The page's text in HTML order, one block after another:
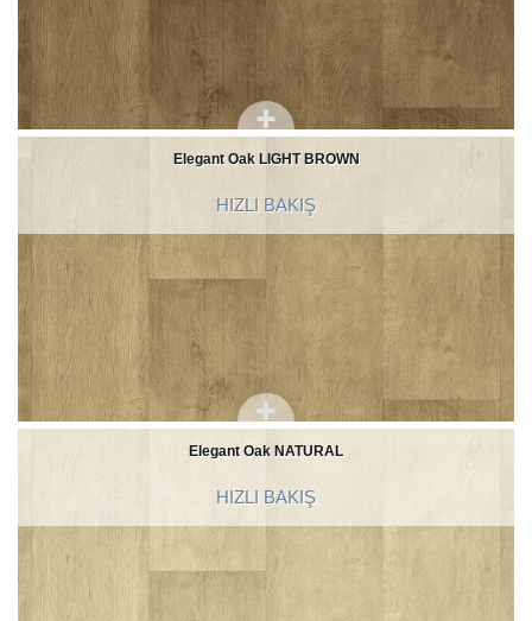
Elegant Oak LIGHT BROWN
HIZLI BAKIŞ
Elegant Oak NATURAL
HIZLI BAKIŞ